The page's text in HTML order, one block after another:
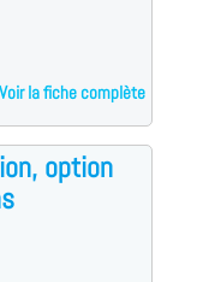
Voir la fiche complète
option